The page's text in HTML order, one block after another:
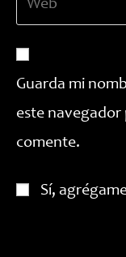
para
para
comentar
(opcional)
Guarda mi
este navegador
comente.
Sí,